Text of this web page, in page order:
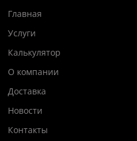
Главная
Услуги
Калькулятор
О компании
Доставка
Новости
Контакты